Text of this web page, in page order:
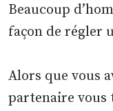
Beaucoup
façon de régler
Alors que vous
partenaire vous